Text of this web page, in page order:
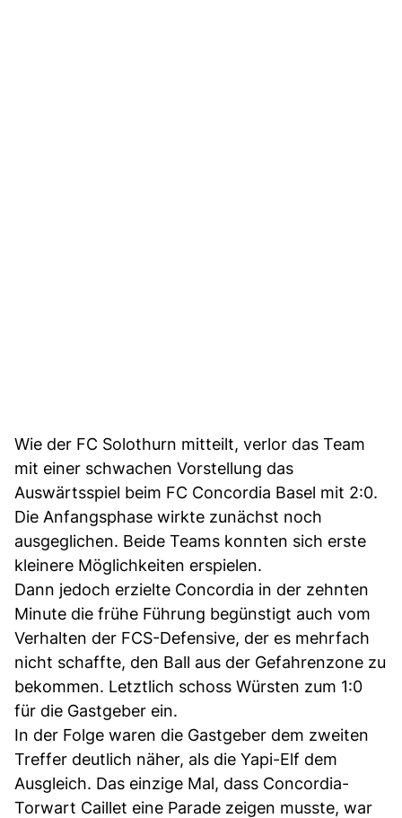
Wie der FC Solothurn mitteilt, verlor das Team
mit einer schwachen Vorstellung das
Auswärtsspiel beim FC Concordia Basel mit 2:0.
Die Anfangsphase wirkte zunächst noch
ausgeglichen. Beide Teams konnten sich erste
kleinere Möglichkeiten erspielen.
Dann jedoch erzielte Concordia in der zehnten
Minute die frühe Führung begünstigt auch vom
Verhalten der FCS-Defensive, der es mehrfach
nicht schaffte, den Ball aus der Gefahrenzone zu
bekommen. Letztlich schoss Würsten zum 1:0
für die Gastgeber ein.
In der Folge waren die Gastgeber dem zweiten
Treffer deutlich näher, als die Yapi-Elf dem
Ausgleich. Das einzige Mal, dass Concordia-
Torwart Caillet eine Parade zeigen musste, war